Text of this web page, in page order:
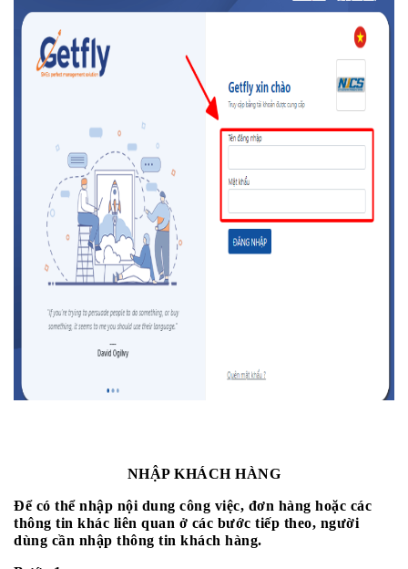
NHẬP KHÁCH HÀNG
Để có thể nhập nội dung công việc, đơn hàng hoặc các
thông tin khác liên quan ở các bước tiếp theo, người
dùng cần nhập thông tin khách hàng.